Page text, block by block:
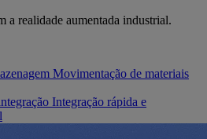
a realidade aumentada industrial.
Movimentação de materiais
Integração rápida e